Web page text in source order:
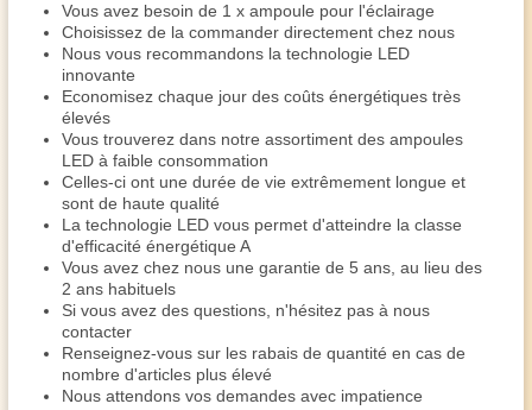
Vous avez besoin de 1 x ampoule pour l'éclairage
Choisissez de la commander directement chez nous
Nous vous recommandons la technologie LED
innovante
Economisez chaque jour des coûts énergétiques très
élevés
Vous trouverez dans notre assortiment des ampoules
LED à faible consommation
Celles-ci ont une durée de vie extrêmement longue et
sont de haute qualité
La technologie LED vous permet d'atteindre la classe
d'efficacité énergétique A
Vous avez chez nous une garantie de 5 ans, au lieu des
2 ans habituels
Si vous avez des questions, n'hésitez pas à nous
contacter
Renseignez-vous sur les rabais de quantité en cas de
nombre d'articles plus élevé
Nous attendons vos demandes avec impatience